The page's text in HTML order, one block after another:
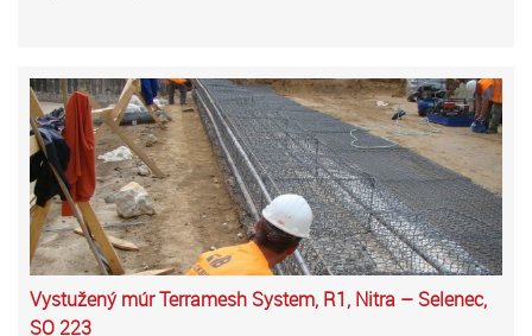
Vystužený múr Terramesh System, R1, Nitra – Selenec,
SO 223